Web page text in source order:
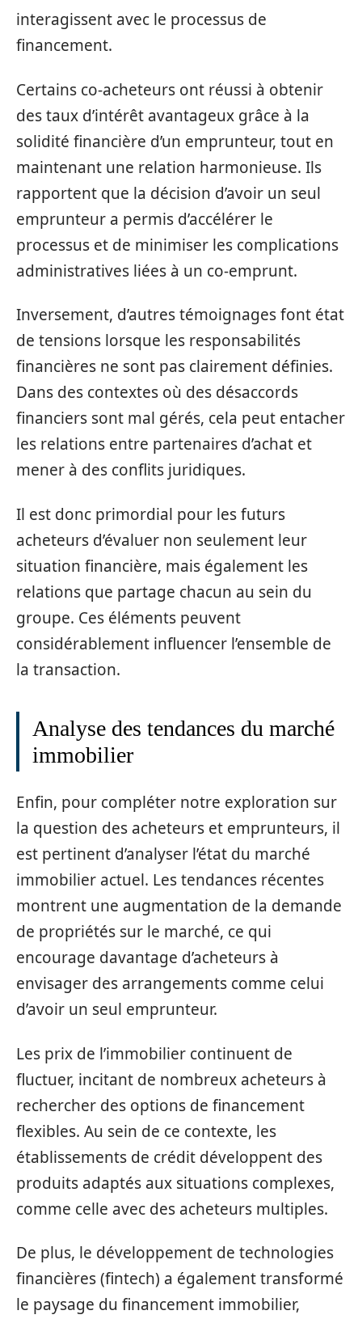
interagissent avec le processus de
financement.
Certains co-acheteurs ont réussi à obtenir
des taux d’intérêt avantageux grâce à la
solidité financière d’un emprunteur, tout en
maintenant une relation harmonieuse. Ils
rapportent que la décision d’avoir un seul
emprunteur a permis d’accélérer le
processus et de minimiser les complications
administratives liées à un co-emprunt.
Inversement, d’autres témoignages font état
de tensions lorsque les responsabilités
financières ne sont pas clairement définies.
Dans des contextes où des désaccords
financiers sont mal gérés, cela peut entacher
les relations entre partenaires d’achat et
mener à des conflits juridiques.
Il est donc primordial pour les futurs
acheteurs d’évaluer non seulement leur
situation financière, mais également les
relations que partage chacun au sein du
groupe. Ces éléments peuvent
considérablement influencer l’ensemble de
la transaction.
Analyse des tendances du marché
immobilier
Enfin, pour compléter notre exploration sur
la question des acheteurs et emprunteurs, il
est pertinent d’analyser l’état du marché
immobilier actuel. Les tendances récentes
montrent une augmentation de la demande
de propriétés sur le marché, ce qui
encourage davantage d’acheteurs à
envisager des arrangements comme celui
d’avoir un seul emprunteur.
Les prix de l’immobilier continuent de
fluctuer, incitant de nombreux acheteurs à
rechercher des options de financement
flexibles. Au sein de ce contexte, les
établissements de crédit développent des
produits adaptés aux situations complexes,
comme celle avec des acheteurs multiples.
De plus, le développement de technologies
financières (fintech) a également transformé
le paysage du financement immobilier,